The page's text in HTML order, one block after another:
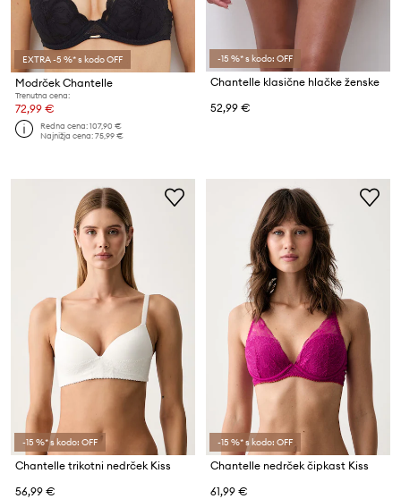
EXTRA -5 %* s kodo OFF
Modrček Chantelle
Trenutna cena:
72,99 €
Redna cena:107,90 €
Najnižja cena:75,99 €
-15 %* s kodo: OFF
Chantelle klasične hlačke ženske
52,99 €
-15 %* s kodo: OFF
Chantelle trikotni nedrček Kiss
56,99 €
-15 %* s kodo: OFF
Chantelle nedrček čipkast Kiss
61,99 €